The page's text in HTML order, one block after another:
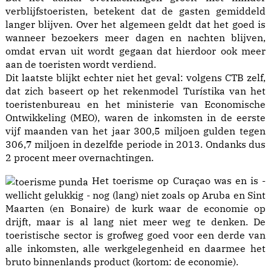
verblijfstoeristen, betekent dat de gasten gemiddeld
langer blijven. Over het algemeen geldt dat het goed is
wanneer bezoekers meer dagen en nachten blijven,
omdat ervan uit wordt gegaan dat hierdoor ook meer
aan de toeristen wordt verdiend.
Dit laatste blijkt echter niet het geval: volgens CTB zelf,
dat zich baseert op het rekenmodel Turístika van het
toeristenbureau en het ministerie van Economische
Ontwikkeling (MEO), waren de inkomsten in de eerste
vijf maanden van het jaar 300,5 miljoen gulden tegen
306,7 miljoen in dezelfde periode in 2013. Ondanks dus
2 procent meer overnachtingen.
Het toerisme op Curaçao was en is -
wellicht gelukkig - nog (lang) niet zoals op Aruba en Sint
Maarten (en Bonaire) de kurk waar de economie op
drijft, maar is al lang niet meer weg te denken. De
toeristische sector is grofweg goed voor een derde van
alle inkomsten, alle werkgelegenheid en daarmee het
bruto binnenlands product (kortom: de economie).